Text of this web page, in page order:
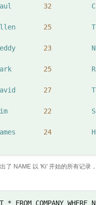
32
25
23
25
27
22
24
了 NAME 以 'Ki' 开始的所有记录
*